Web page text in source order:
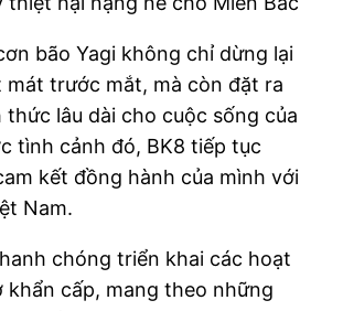
bão Yagi không chỉ dừng lại
mát trước mắt, mà còn đặt ra
lâu dài cho cuộc sống của
tình cảnh đó, BK8 tiếp tục
kết đồng hành của mình với
Nam.
chóng triển khai các hoạt
khẩn cấp, mang theo những